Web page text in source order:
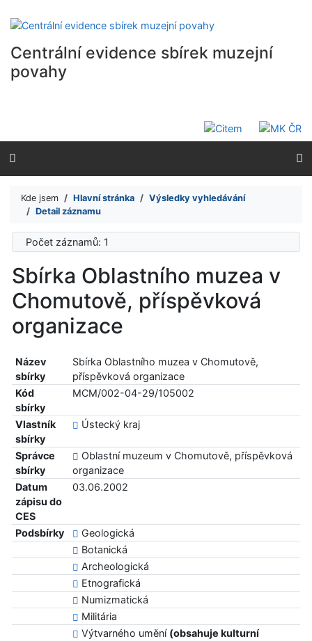
Přejít na menu
Centrální evidence sbírek muzejní
povahy
Kde jsem Hlavní stránka
Výsledky vyhledávání
Detail záznamu
Počet záznamů: 1
Sbírka Oblastního muzea v
Chomutově, příspěvková
organizace
Název
sbírky
Sbírka Oblastního muzea v Chomutově,
příspěvková organizace
Kód
sbírky
MCM/002-04-29/105002
Vlastník
sbírky
Ústecký kraj
Správce
sbírky
Oblastní muzeum v Chomutově, příspěvková
organizace
Datum
zápisu do
CES
03.06.2002
Podsbírky
Geologická
Botanická
Archeologická
Etnografická
Numizmatická
Militária
Výtvarného umění (obsahuje kulturní